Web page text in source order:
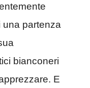
una partenza
bianconeri
E